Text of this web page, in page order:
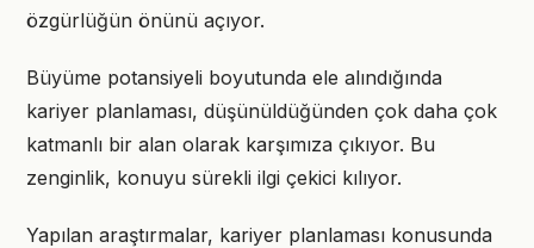
özgürlüğün önünü açıyor.
Büyüme potansiyeli boyutunda ele alındığında
kariyer planlaması, düşünüldüğünden çok daha çok
katmanlı bir alan olarak karşımıza çıkıyor. Bu
zenginlik, konuyu sürekli ilgi çekici kılıyor.
Yapılan araştırmalar, kariyer planlaması konusunda